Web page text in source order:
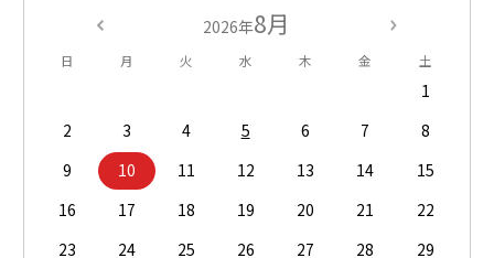
2026年8月
日 月 火 水 木 金 土
1
2
3 4 5 6 7
8
9
10 11 12 13 14
15
16
17 18 19 20 21
22
23
24 25 26 27 28
29